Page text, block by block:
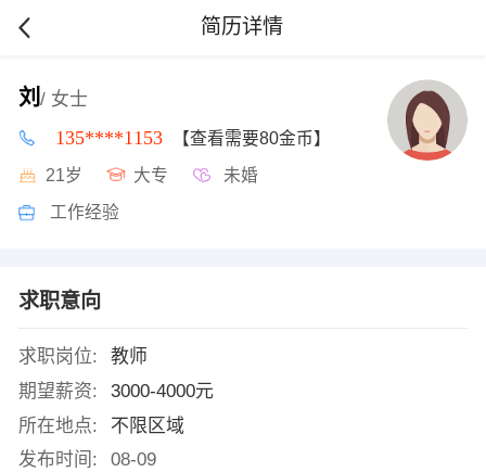
简历详情
刘 / 女士
135****1153 【查看需要80金币】
21岁 大专 未婚
工作经验
求职意向
求职岗位:
教师
期望薪资:
3000-4000元
所在地点:
不限区域
发布时间:
08-09